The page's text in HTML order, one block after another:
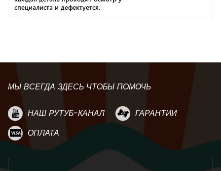
МЫ ВСЕГДА ЗДЕСЬ ЧТОБЫ ПОМОЧЬ
НАШ РУТУБ-КАНАЛ
ГАРАНТИИ
ОПЛАТА